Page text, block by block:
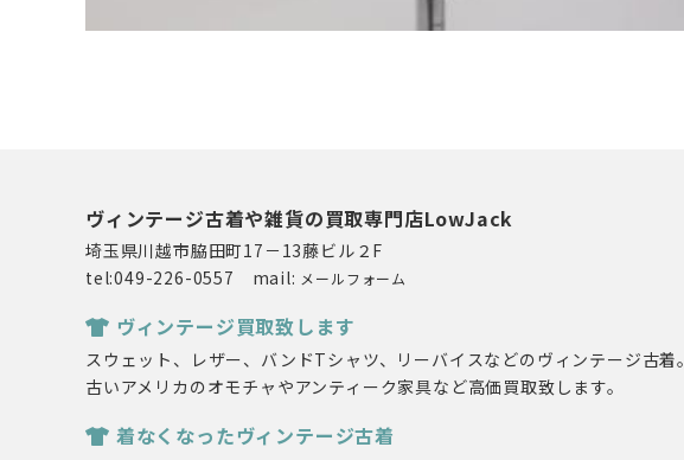
ヴィンテージ古着や雑貨の買取専門店LowJack
埼玉県川越市脇田町17－13藤ビル２F
tel:049-226-0557 mail: メールフォーム
ヴィンテージ買取致します
スウェット、レザー、バンドTシャツ、リーバイスなどのヴィンテージ古着。
古いアメリカのオモチャやアンティーク家具など高価買取致します。
着なくなったヴィンテージ古着